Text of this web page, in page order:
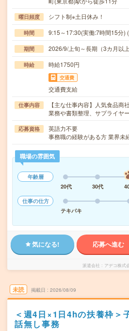
曜日頻度 シフト制※土日休み！
時間 9:15～17:30(実働:7時間15分)
期間 2026/9/上旬～長期（3カ月以
時給 時給1750円
交通費
交通費支給
仕事内容
【主な仕事内容】人気食品商
業務や書類整理、サプライヤ
応募資格
英語力不要
事務職の経験がある方 業界未
職場の雰囲気
年齢層
20代
30代
仕事の仕方
テキパキ
気になる! 応募へ進む
派遣会社 アデコ株式
未読 掲載日 2026/08/09
＜週4日×1日4hの扶養枠＞
話無し事務